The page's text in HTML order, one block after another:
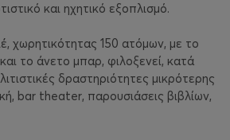
και ηχητικό εξοπλισμό.
χωρητικότητας 150 ατόμων, με το
το άνετο μπαρ, φιλοξενεί, κατά
δραστηριότητες μικρότερης
bar theater, παρουσιάσεις βιβλίων,